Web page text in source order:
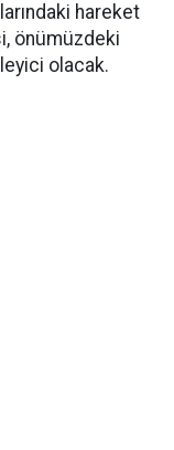
hareket
önümüzdeki
olacak.